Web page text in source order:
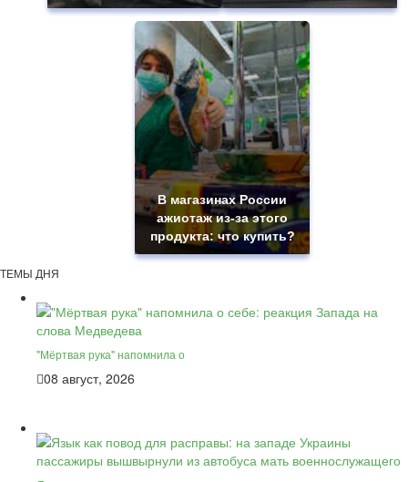
В магазинах России
ажиотаж из-за этого
продукта: что купить?
ТЕМЫ ДНЯ
"Мёртвая рука" напомнила о
08 август, 2026